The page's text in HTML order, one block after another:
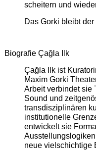
scheitern und
Das Gorki bleibt
Biografie Çağla Ilk
Çağla Ilk ist
Maxim Gorki
Arbeit verbindet sie
Sound und
transdisziplinären
institutionelle
entwickelt sie
neue vielschichtige